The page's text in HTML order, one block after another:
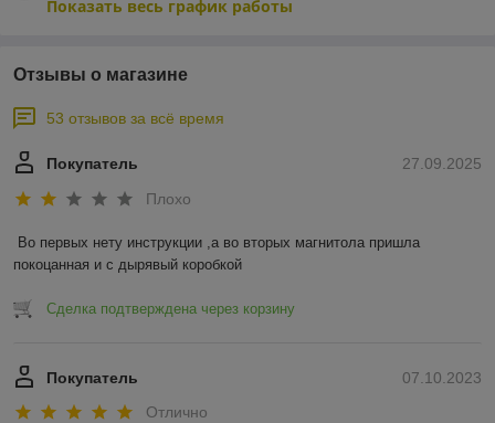
Показать весь график работы
Отзывы о магазине
53 отзывов за всё время
27.09.2025
Покупатель
Плохо
Во первых нету инструкции ,а во вторых магнитола пришла
покоцанная и с дырявый коробкой
Сделка подтверждена через корзину
07.10.2023
Покупатель
Отлично